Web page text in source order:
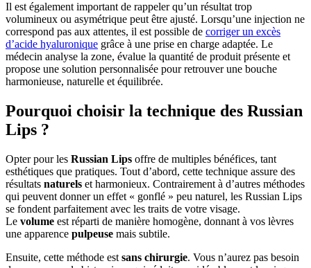
Il est également important de rappeler qu’un résultat trop
volumineux ou asymétrique peut être ajusté. Lorsqu’une injection ne
correspond pas aux attentes, il est possible de corriger un excès
d’acide hyaluronique grâce à une prise en charge adaptée. Le
médecin analyse la zone, évalue la quantité de produit présente et
propose une solution personnalisée pour retrouver une bouche
harmonieuse, naturelle et équilibrée.
Pourquoi choisir la technique des Russian
Lips ?
Opter pour les Russian Lips offre de multiples bénéfices, tant
esthétiques que pratiques. Tout d’abord, cette technique assure des
résultats naturels et harmonieux. Contrairement à d’autres méthodes
qui peuvent donner un effet « gonflé » peu naturel, les Russian Lips
se fondent parfaitement avec les traits de votre visage.
Le volume est réparti de manière homogène, donnant à vos lèvres
une apparence pulpeuse mais subtile.
Ensuite, cette méthode est sans chirurgie. Vous n’aurez pas besoin